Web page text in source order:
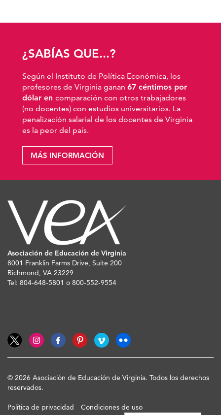
¿SABÍAS QUE...?
Según el Instituto de Política Económica, los
profesores de Virginia ganan 67 céntimos por
dólar en comparación con otros trabajadores
(no docentes) con estudios universitarios. La
penalización salarial de los docentes de Virginia
es la peor del país.
MÁS INFORMACIÓN
Asociación de Educación de Virginia
8001 Franklin Farms Drive, Suite 200
Richmond, VA 23229
Tel: 804-648-5801 o 800-552-9554
© 2026 Asociación de Educación de Virginia. Todos los derechos
reservados.
Política de privacidad Condiciones de uso